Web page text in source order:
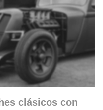
clásicos con